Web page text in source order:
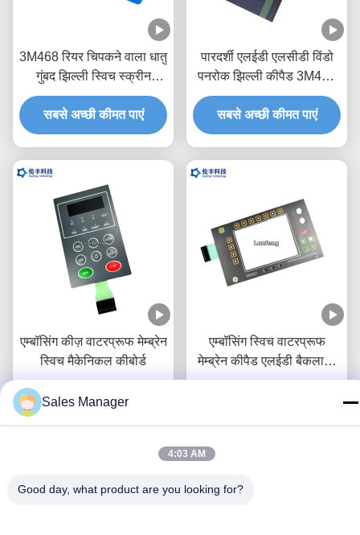
3M468 रियर चिपकने वाला धातु
गुंबद झिल्ली स्विच स्क्रीन
प्रिंटिंग
सबसे अच्छी कीमत पाएं
पारदर्शी एलईडी एलसीडी विंडो
पनरोक झिल्ली कीपैड 3M468
चिपकने वाला
सबसे अच्छी कीमत पाएं
एम्बॉसिंग कीज़ वाटरप्रूफ मेम्ब्रेन
स्विच मैकेनिकल कीबोर्ड
सबसे अच्छी कीमत पाएं
एम्बॉसिंग स्विच वाटरप्रूफ
मेम्ब्रेन कीपैड एलईडी बैकलाइट
एलसीडी विंडो
Sales Manager
4:03 AM
Good day, what product are you looking for?